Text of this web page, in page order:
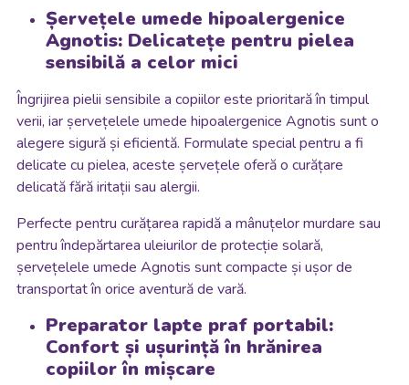
Șervețele umede hipoalergenice
Agnotis: Delicatețe pentru pielea
sensibilă a celor mici
Îngrijirea pielii sensibile a copiilor este prioritară în timpul
verii, iar șervețelele umede hipoalergenice Agnotis sunt o
alegere sigură și eficientă. Formulate special pentru a fi
delicate cu pielea, aceste șervețele oferă o curățare
delicată fără iritații sau alergii.
Perfecte pentru curățarea rapidă a mânuțelor murdare sau
pentru îndepărtarea uleiurilor de protecție solară,
șervețelele umede Agnotis sunt compacte și ușor de
transportat în orice aventură de vară.
Preparator lapte praf portabil:
Confort și ușurință în hrănirea
copiilor în mișcare